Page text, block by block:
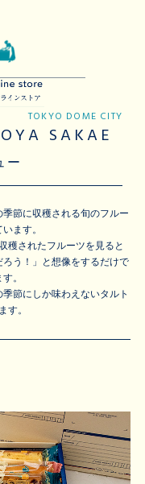
TOKYO DOME CITY
SAKAE
ー
節に収穫される旬のフルー
ます。
穫されたフルーツを見ると
う！」と想像をするだけで
。
節にしか味わえないタルト
。